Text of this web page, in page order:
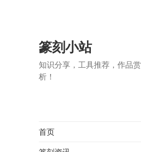
篆刻小站
知识分享，工具推荐，作品赏
析！
首页